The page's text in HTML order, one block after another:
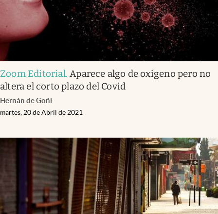
Zoom Editorial.Aparece algo de oxígeno pero no
altera el corto plazo del Covid
Hernán de Goñi
martes, 20 de Abril de 2021